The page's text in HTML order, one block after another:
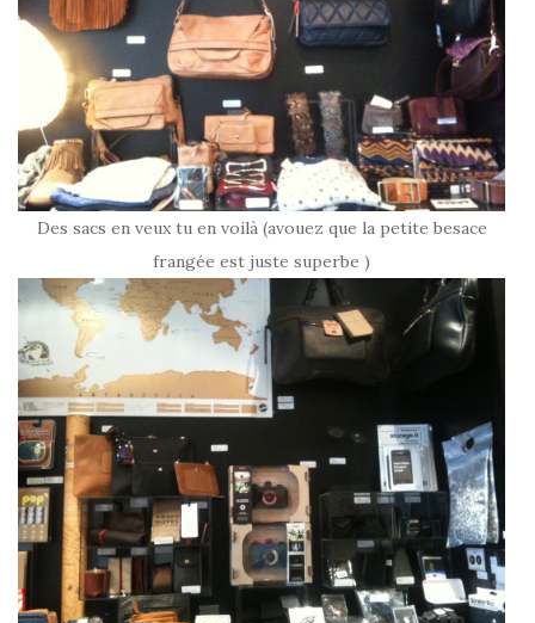
Des sacs en veux tu en voilà (avouez que la petite besace
frangée est juste superbe )